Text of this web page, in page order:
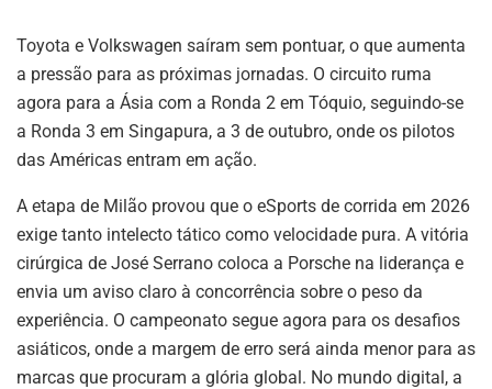
Toyota e Volkswagen saíram sem pontuar, o que aumenta
a pressão para as próximas jornadas. O circuito ruma
agora para a Ásia com a Ronda 2 em Tóquio, seguindo-se
a Ronda 3 em Singapura, a 3 de outubro, onde os pilotos
das Américas entram em ação.
A etapa de Milão provou que o eSports de corrida em 2026
exige tanto intelecto tático como velocidade pura. A vitória
cirúrgica de José Serrano coloca a Porsche na liderança e
envia um aviso claro à concorrência sobre o peso da
experiência. O campeonato segue agora para os desafios
asiáticos, onde a margem de erro será ainda menor para as
marcas que procuram a glória global. No mundo digital, a